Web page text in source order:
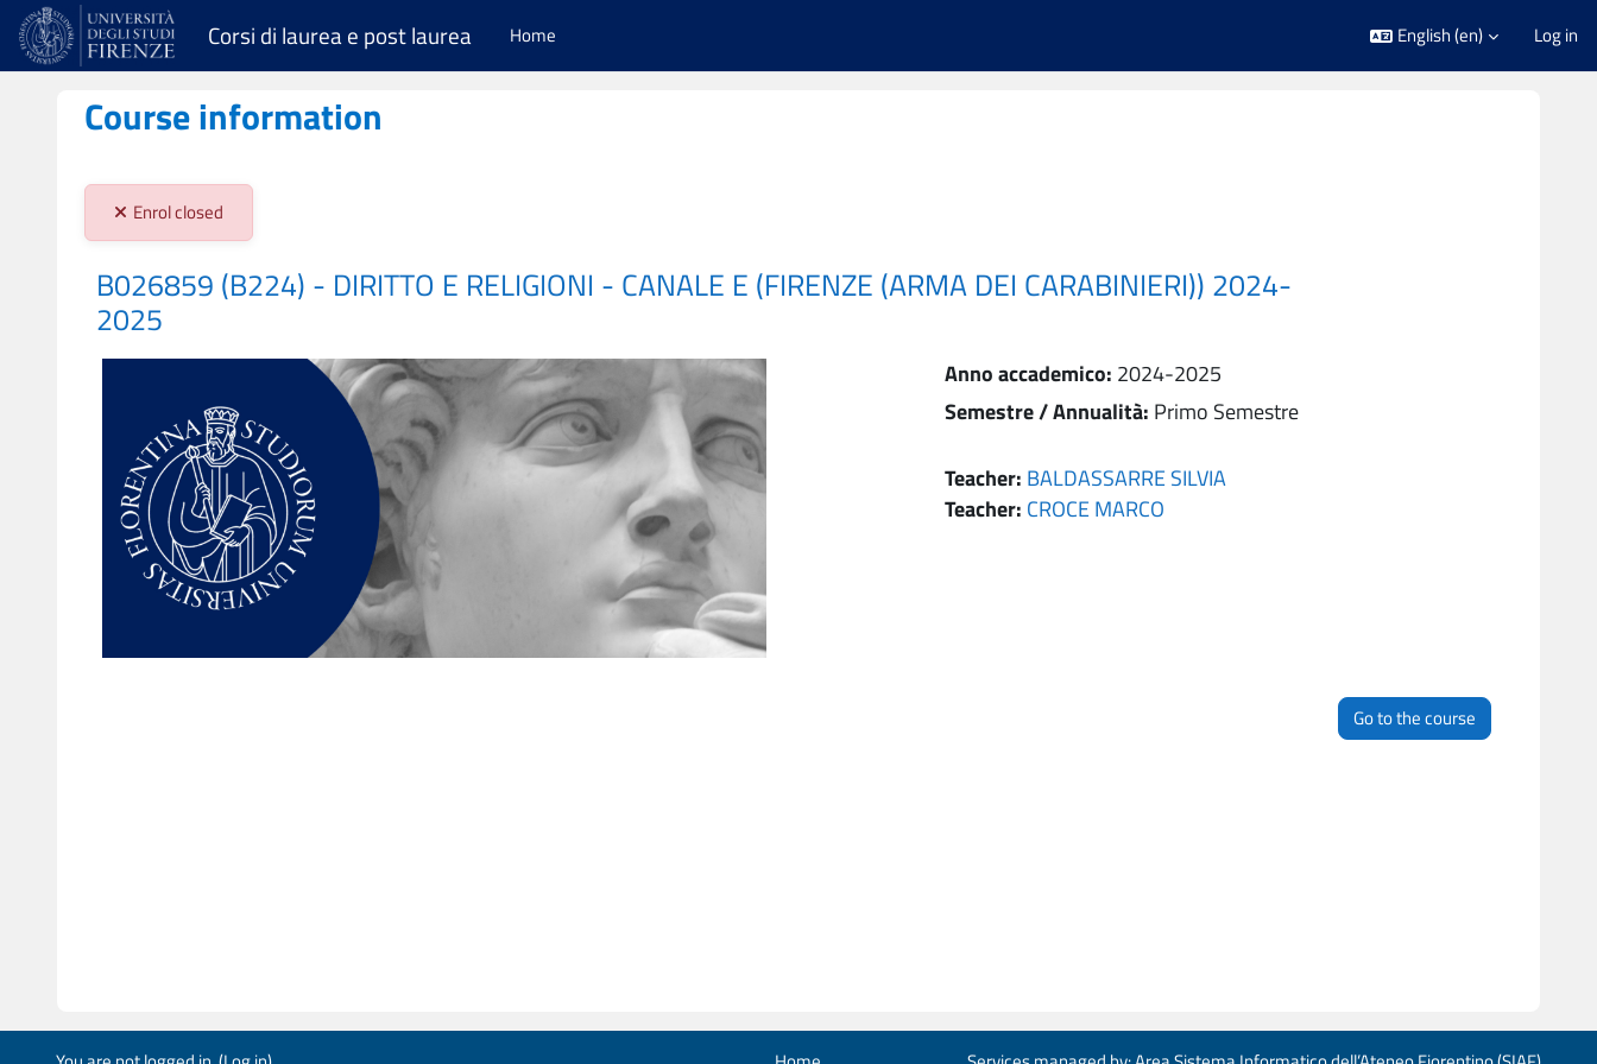
Skip to main content
Corsi di laurea e post laurea Home English ‎(en)‎ Log in
Course information
Stato iscrizioni:
Enrol closed
B026859 (B224) - DIRITTO E RELIGIONI - CANALE E (FIRENZE (ARMA DEI CARABINIERI)) 2024-
2025
Anno accademico: 2024-2025
Semestre / Annualità: Primo Semestre
Teacher: BALDASSARRE SILVIA
Teacher: CROCE MARCO
Go to the course